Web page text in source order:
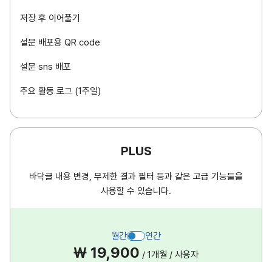
저장 후 이어풀기
설문 배포용 QR code
설문 sns 배포
주요 활동 로그 (1주일)
PLUS
바닥글 내용 변경, 무제한 결과 필터 등과 같은 고급 기능들을
사용할 수 있습니다.
₩ 19,900 / 1개월 / 사용자